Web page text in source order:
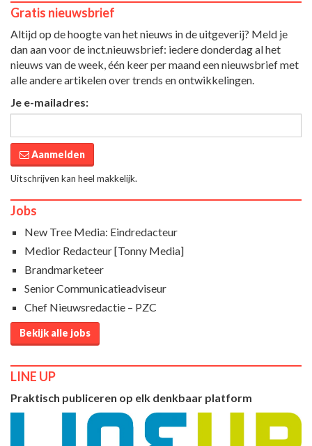
Gratis nieuwsbrief
Altijd op de hoogte van het nieuws in de uitgeverij? Meld je
dan aan voor de inct.nieuwsbrief: iedere donderdag al het
nieuws van de week, één keer per maand een nieuwsbrief met
alle andere artikelen over trends en ontwikkelingen.
Je e-mailadres:
Aanmelden
Uitschrijven kan heel makkelijk.
Jobs
New Tree Media: Eindredacteur
Medior Redacteur [Tonny Media]
Brandmarketeer
Senior Communicatieadviseur
Chef Nieuwsredactie – PZC
Bekijk alle jobs
LINE UP
Praktisch publiceren op elk denkbaar platform